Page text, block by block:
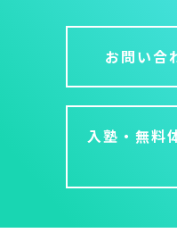
お問い合
入塾・無料